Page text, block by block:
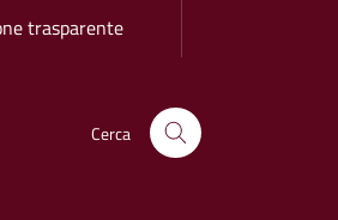
trasparente
Cerca